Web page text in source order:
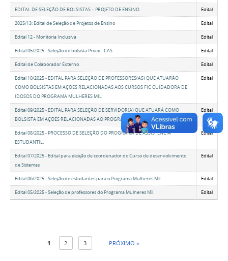
EDITAL DE SELEÇÃO DE BOLSISTAS – PROJETO DE ENSINO Edital
2025/13: Edital de Seleção de Projetos de Ensino Edital
Edital 12 - Monitoria Inclusiva Edital
Edital 05/2025 - Seleção de bolsista Proex - CAS Edital
Edital de Colaborador Externo Edital
Edital 10/2025 - EDITAL PARA SELEÇÃO DE PROFESSORES(AS) QUE ATUARÃO
COMO BOLSISTAS EM AÇÕES RELACIONADAS AOS CURSOS FIC CUIDADORA DE
IDOSOS DO PROGRAMA MULHERES MIL
Edital
Edital 09/2025 - EDITAL PARA SELEÇÃO DE SERVIDOR(A) QUE ATUARÁ COMO
BOLSISTA EM AÇÕES RELACIONADAS AO PROGRAMA MULHERES MIL
Edital
Edital 08/2025 - PROCESSO DE SELEÇÃO DO PROGRAMA DE ASSISTÊNCIA
ESTUDANTIL.
Edital
Edital 07/2025 - Edital para eleição de coordenador do Curso de desenvolvimento
de Sistemas
Edital
Edital 06/2025 - Seleção de estudantes para o Programa Mulheres Mil Edital
Edital 05/2025 - Seleção de professores do Programa Mulheres Mil. Edital
1 2 3 PRÓXIMO »